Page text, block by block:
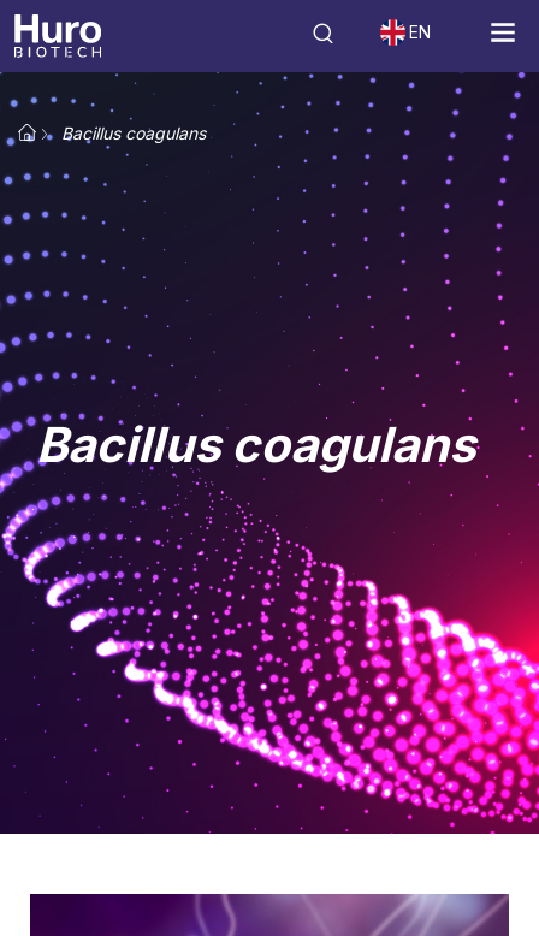
EN
Bacillus coagulans
Bacillus coagulans